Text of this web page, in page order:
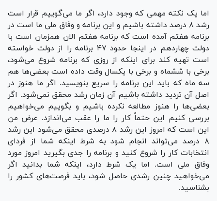
اما یک نکته مهمی که وجود دارد، اگر ما می‌گوییم قرار است
رشد ۸ درصد داشته باشیم و این برنامه و وفاق ملی ما است در
برنامه هفتم آمده است که برنامه هفتم الان همزمان است با
دولت چهاردهم در اینجا حدود ۴۷ برنامه را از دولت خواسته
است تهیه کند برای اینکه از روزی که برنامه شروع می‌شود،
برخی با ششماه و برخی با یکسال وقت داده است بعضی‌ها هم
سه ماه که باید این برنامه را سریع بنویسید. اگر ما هنوز در
اصل آن تردید داشته باشیم آن زمان رشد محقق نمی‌شود. اگر
بعضی‌ها را هنوز مطالعه نکرده باشیم و بگوییم می‌خواهیم
بررسی کنیم این حتماً کار را ما را عقب می‌اندازد. عرض من
این است که امروز این رشد ۸ درصدی محقق می‌شود این رشد
۸ درصد می‌تواند انجام شود به شرط اینکه شما از فردای
انتخابات کار را شروع کنید و برنامه را جدی بگیرید امروز مورد
وفاق ملی است. اما یک شرط دارد، اینکه شما بدانید اگر
می‌خواهید چنین رشدی حاصل شود، باید فرصت‌های کشور را
بشناسید.